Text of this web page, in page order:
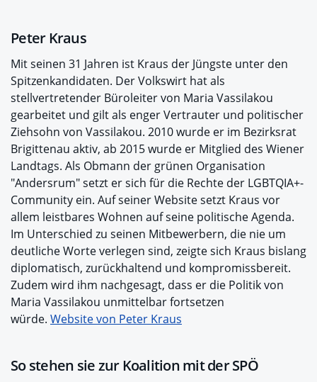
Peter Kraus
Mit seinen 31 Jahren ist Kraus der Jüngste unter den
Spitzenkandidaten. Der Volkswirt hat als
stellvertretender Büroleiter von Maria Vassilakou
gearbeitet und gilt als enger Vertrauter und politischer
Ziehsohn von Vassilakou. 2010 wurde er im Bezirksrat
Brigittenau aktiv, ab 2015 wurde er Mitglied des Wiener
Landtags. Als Obmann der grünen Organisation
"Andersrum" setzt er sich für die Rechte der LGBTQIA+-
Community ein. Auf seiner Website setzt Kraus vor
allem leistbares Wohnen auf seine politische Agenda.
Im Unterschied zu seinen Mitbewerbern, die nie um
deutliche Worte verlegen sind, zeigte sich Kraus bislang
diplomatisch, zurückhaltend und kompromissbereit.
Zudem wird ihm nachgesagt, dass er die Politik von
Maria Vassilakou unmittelbar fortsetzen
würde. Website von Peter Kraus
So stehen sie zur Koalition mit der SPÖ